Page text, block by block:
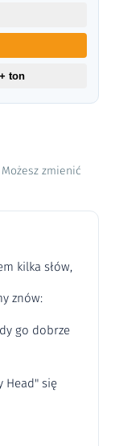
zmienić
kilka słów,
znów:
go dobrze
Head" się
+ ton